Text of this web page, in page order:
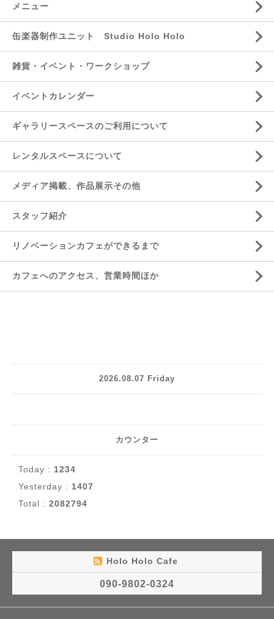
メニュー
缶楽器制作ユニット Studio Holo Holo
雑貨・イベント・ワークショップ
イベントカレンダー
ギャラリースペースのご利用について
レンタルスペースについて
メディア掲載、作品展示その他
スタッフ紹介
リノベーションカフェができるまで
カフェへのアクセス、営業時間ほか
2026.08.07 Friday
カウンター
Today : 1234
Yesterday : 1407
Total : 2082794
Holo Holo Cafe
090-9802-0324